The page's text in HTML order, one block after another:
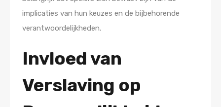
implicaties van hun keuzes en de bijbehorende
verantwoordelijkheden.
Invloed van
Verslaving op